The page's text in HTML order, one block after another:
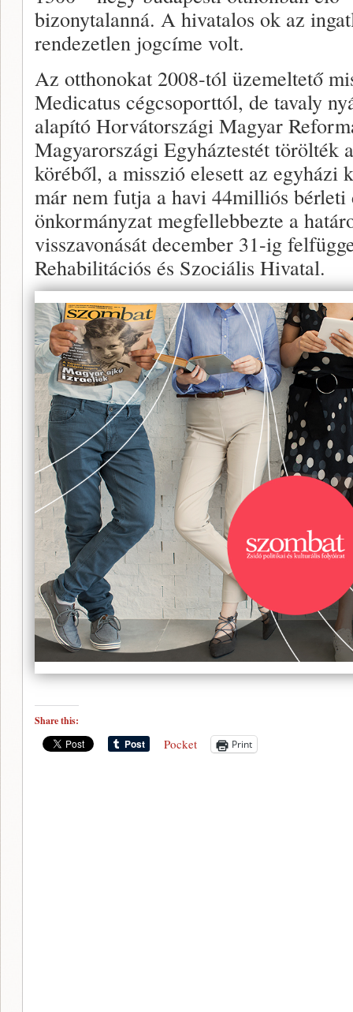
bizonytalanná. A hivatalos ok az
rendezetlen jogcíme volt.
Az otthonokat 2008-tól üzemeltető
Medicatus cégcsoporttól, de tavaly
alapító Horvátországi Magyar
Magyarországi Egyháztestét törölték
köréből, a misszió elesett az egyházi
már nem futja a havi 44milliós
önkormányzat megfellebbezte a
visszavonását december 31-ig
Rehabilitációs és Szociális Hivatal.
Share this:
Pocket Print